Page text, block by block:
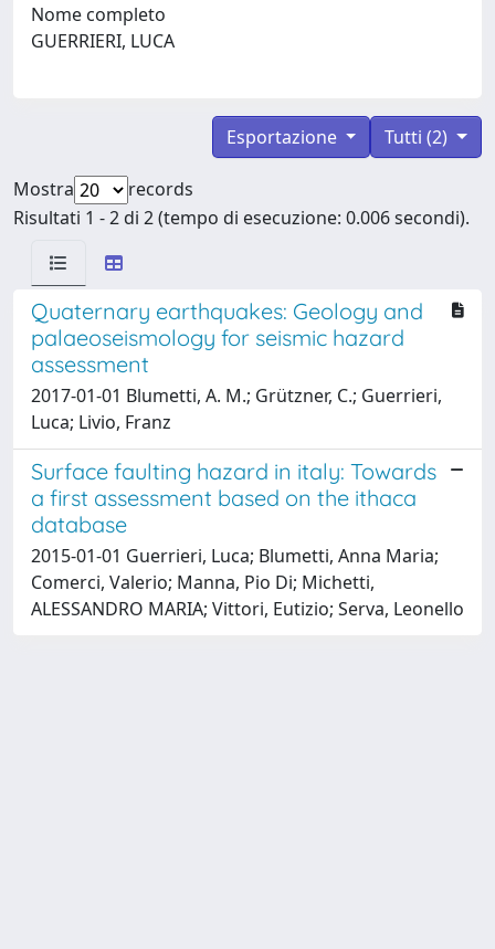
Nome completo
GUERRIERI, LUCA
Tutti (2)
Esportazione
Mostra
records
Risultati 1 - 2 di 2 (tempo di esecuzione: 0.006 secondi).
Quaternary earthquakes: Geology and
palaeoseismology for seismic hazard
assessment
2017-01-01 Blumetti, A. M.; Grützner, C.; Guerrieri,
Luca; Livio, Franz
Surface faulting hazard in italy: Towards
a first assessment based on the ithaca
database
2015-01-01 Guerrieri, Luca; Blumetti, Anna Maria;
Comerci, Valerio; Manna, Pio Di; Michetti,
ALESSANDRO MARIA; Vittori, Eutizio; Serva, Leonello